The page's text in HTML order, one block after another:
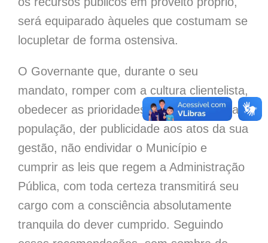
será equiparado àqueles que costumam se
locupletar de forma ostensiva.
O Governante que, durante o seu
mandato, romper com a cultura clientelista,
obedecer as prioridades discutidas com a
população, der publicidade aos atos da sua
gestão, não endividar o Município e
cumprir as leis que regem a Administração
Pública, com toda certeza transmitirá seu
cargo com a consciência absolutamente
tranquila do dever cumprido. Seguindo